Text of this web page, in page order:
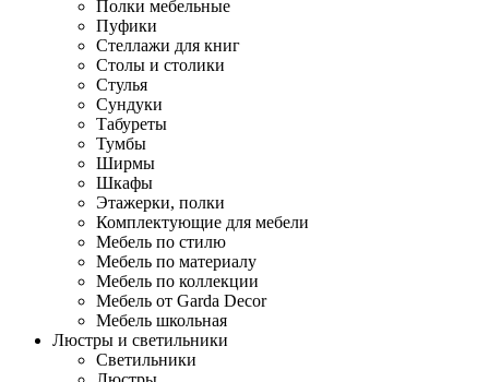
Полки мебельные
Пуфики
Стеллажи для книг
Столы и столики
Стулья
Сундуки
Табуреты
Тумбы
Ширмы
Шкафы
Этажерки, полки
Комплектующие для мебели
Мебель по стилю
Мебель по материалу
Мебель по коллекции
Мебель от Garda Decor
Мебель школьная
Люстры и светильники
Светильники